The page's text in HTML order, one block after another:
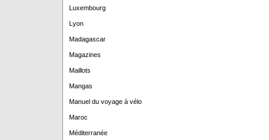
Luxembourg
Lyon
Madagascar
Magazines
Maillots
Mangas
Manuel du voyage à vélo
Maroc
Méditerranée